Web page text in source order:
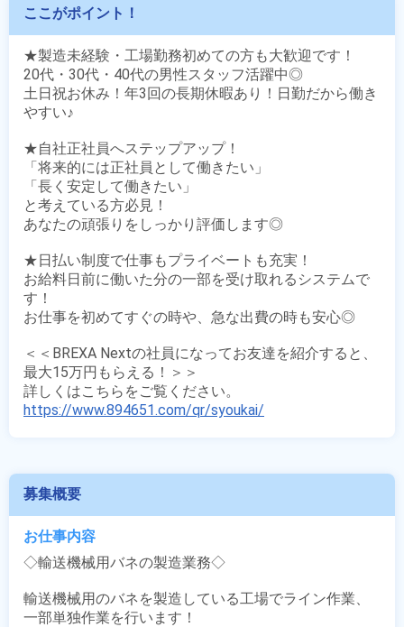
ここがポイント！
★製造未経験・工場勤務初めての方も大歓迎です！
20代・30代・40代の男性スタッフ活躍中◎
土日祝お休み！年3回の長期休暇あり！日勤だから働き
やすい♪
★自社正社員へステップアップ！
「将来的には正社員として働きたい」
「長く安定して働きたい」
と考えている方必見！
あなたの頑張りをしっかり評価します◎
★日払い制度で仕事もプライベートも充実！
お給料日前に働いた分の一部を受け取れるシステムで
す！
お仕事を初めてすぐの時や、急な出費の時も安心◎
＜＜BREXA Nextの社員になってお友達を紹介すると、
最大15万円もらえる！＞＞
https://www.894651.com/qr/syoukai/
募集概要
お仕事内容
◇輸送機械用バネの製造業務◇
輸送機械用のバネを製造している工場でライン作業、
一部単独作業を行います！